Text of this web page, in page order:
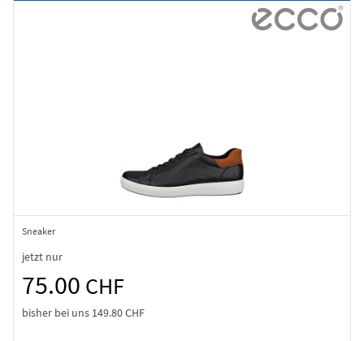
Sneaker
jetzt nur
75.00 CHF
bisher bei uns 149.80 CHF